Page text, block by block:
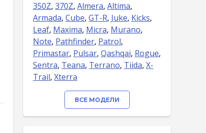
350Z, 370Z, Almera, Altima,
Armada, Cube, GT-R, Juke, Kicks,
Leaf, Maxima, Micra, Murano,
Note, Pathfinder, Patrol,
Primastar, Pulsar, Qashqai, Rogue,
Sentra, Teana, Terrano, Tiida, X-
Trail, Xterra
ВСЕ МОДЕЛИ